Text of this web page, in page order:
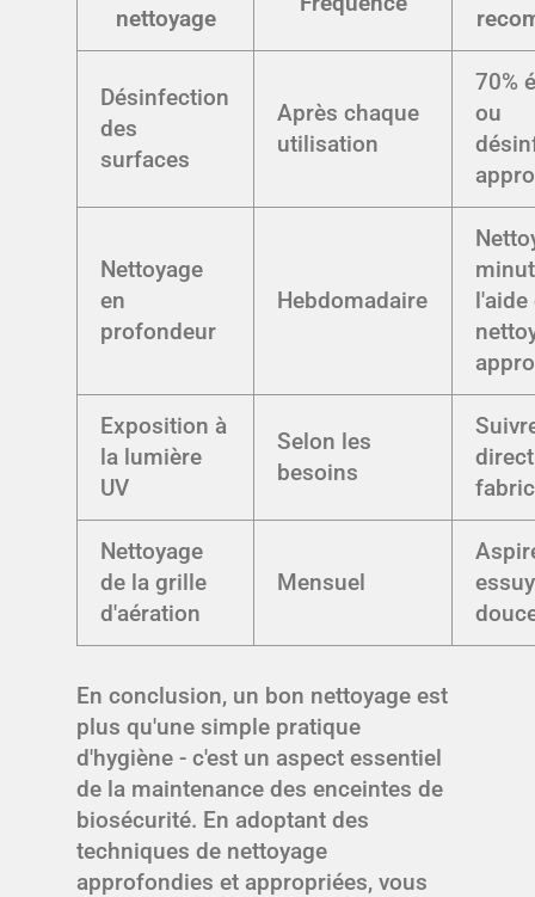
nettoyage
Désinfection
des
surfaces
Après chaque
utilisation
70%
ou
Nettoyage
en
profondeur
Hebdomadaire
l'aide
Exposition à
la lumière
UV
Selon les
besoins
Nettoyage
de la grille
d'aération
Mensuel
En conclusion, un bon nettoyage est
plus qu'une simple pratique
d'hygiène - c'est un aspect essentiel
de la maintenance des enceintes de
biosécurité. En adoptant des
techniques de nettoyage
approfondies et appropriées, vous